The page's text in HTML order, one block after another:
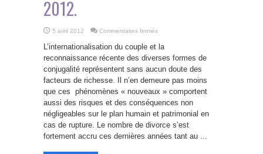
2012.
5 avril 2012 Commentaires fermés
règlement
Rome
III
sur
la
applicable
divorce
et
la
séparation
de
corps
sera
L’internationalisation du couple et la
reconnaissance récente des diverses formes de
conjugalité représentent sans aucun doute des
facteurs de richesse. Il n’en demeure pas moins
que ces phénomènes « nouveaux » comportent
aussi des risques et des conséquences non
négligeables sur le plan humain et patrimonial en
cas de rupture. Le nombre de divorce s’est
fortement accru ces dernières années tant au ...